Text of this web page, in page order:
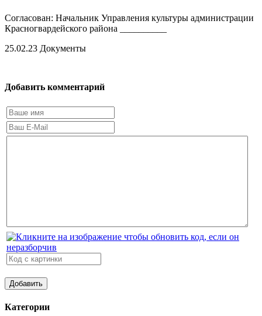
Согласован: Начальник Управления культуры администрации
Красногвардейского района __________
25.02.23 Документы
Добавить комментарий
Категории